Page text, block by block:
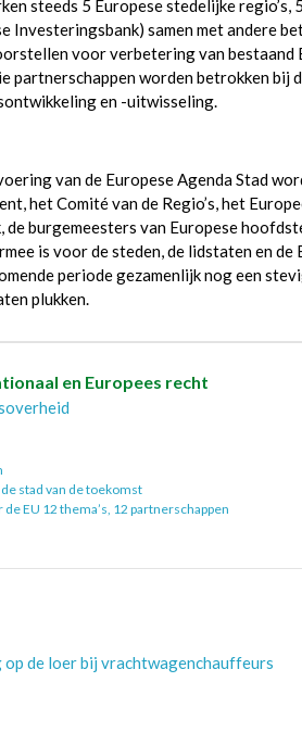
steeds 5 Europese stedelijke
Investeringsbank) samen met andere
voor verbetering van bestaand
partnerschappen worden betrokken
en -uitwisseling.
van de Europese Agenda Stad
het Comité van de Regio’s, het
de burgemeesters van Europese
is voor de steden, de lidstaten en
periode gezamenlijk nog een
plukken.
en Europees recht
stad van de toekomst
EU 12 thema’s, 12 partnerschappen
de loer bij vrachtwagenchauffeurs